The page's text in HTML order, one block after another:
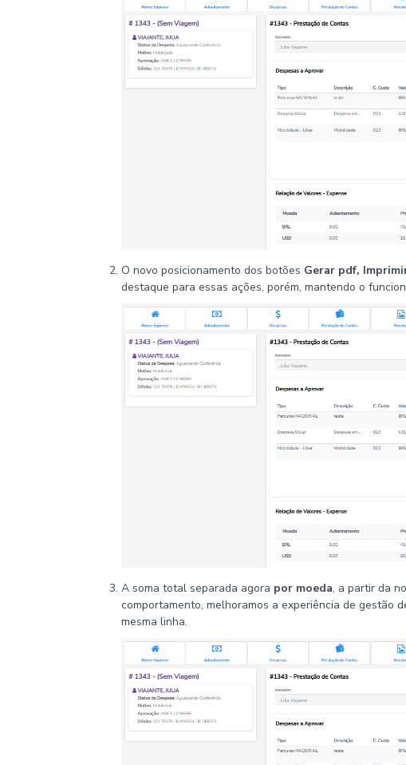
O novo posicionamento dos botões Gerar pdf,
destaque para essas ações, porém, mantendo o
A soma total separada agora por moeda, a partir da
comportamento, melhoramos a experiência de gestão
mesma linha.